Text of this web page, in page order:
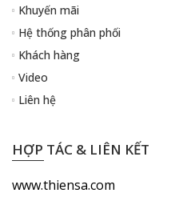
Khuyến mãi
Hệ thống phân phối
Khách hàng
Video
Liên hệ
HỢP TÁC & LIÊN KẾT
www.thiensa.com